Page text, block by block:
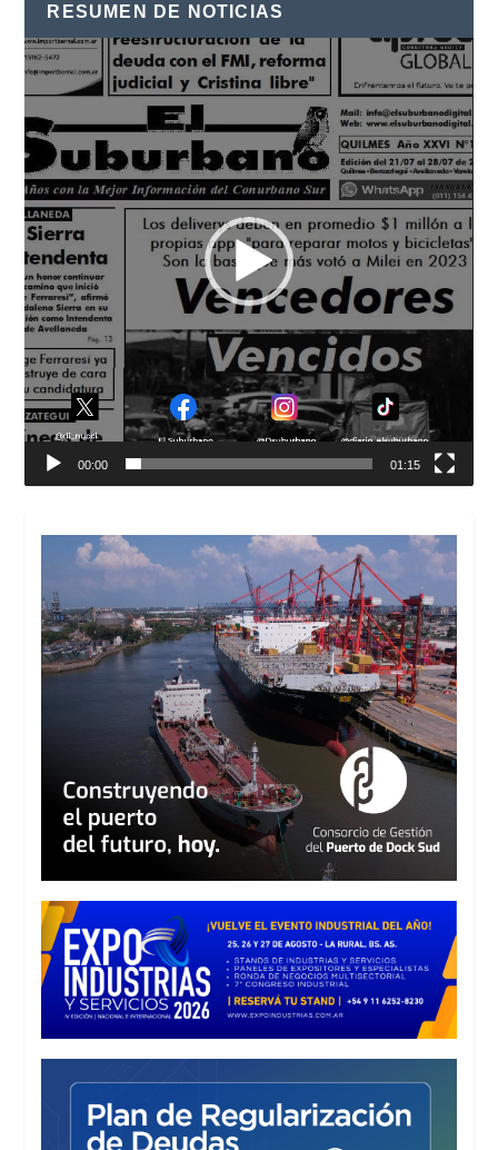
RESUMEN DE NOTICIAS
Reproductor
de
vídeo
00:00 01:15